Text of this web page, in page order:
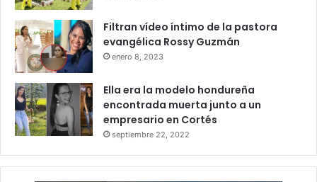
Filtran vídeo íntimo de la pastora
evangélica Rossy Guzmán
enero 8, 2023
Ella era la modelo hondureña
encontrada muerta junto a un
empresario en Cortés
septiembre 22, 2022